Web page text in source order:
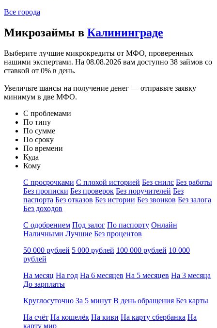
Все города
Микрозаймы в Калининграде
Выберите лучшие микрокредиты от МФО, проверенных
нашими экспертами. На 08.08.2026 вам доступно 38 займов со
ставкой от 0% в день.
Увеличьте шансы на получение денег — отправьте заявку
минимум в две МФО.
С проблемами
По типу
По сумме
По сроку
По времени
Куда
Кому
С просрочками С плохой историей Без снилс Без работы
Без прописки Без проверок Без поручителей Без
паспорта Без отказов Без истории Без звонков Без залога
Без доходов
С одобрением Под залог По паспорту Онлайн
Наличными Лучшие Без процентов
50 000 рублей 5 000 рублей 100 000 рублей 10 000
рублей
На месяц На год На 6 месяцев На 5 месяцев На 3 месяца
До зарплаты
Круглосуточно За 5 минут В день обращения Без карты
На счёт На кошелёк На киви На карту сбербанка На
карту мир